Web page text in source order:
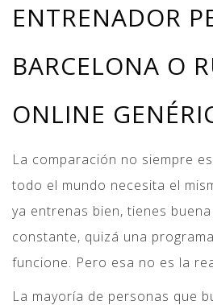
ENTRENADOR
BARCELONA O
ONLINE
La comparación no siempre
todo el mundo necesita el
ya entrenas bien, tienes
constante, quizá una
funcione. Pero esa no es la
La mayoría de personas que